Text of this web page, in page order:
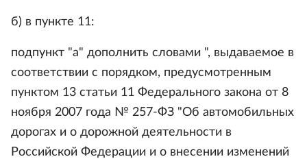
б) в пункте 11:
подпункт "а" дополнить словами ", выдаваемое в
соответствии с порядком, предусмотренным
пунктом 13 статьи 11 Федерального закона от 8
ноября 2007 года № 257-ФЗ "Об автомобильных
дорогах и о дорожной деятельности в
Российской Федерации и о внесении изменений